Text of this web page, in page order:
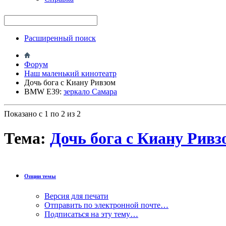
Расширенный поиск
Форум
Наш маленький кинотеатр
Дочь бога с Киану Ривзом
BMW E39: зеркало Самара
Показано с 1 по 2 из 2
Тема: Дочь бога с Киану
Опции темы
Версия для печати
Отправить по электронной почте…
Подписаться на эту тему…